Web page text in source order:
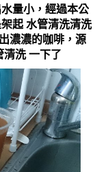
量小，經過本公
起 水管清洗清洗
濃濃的咖啡，源
洗 一下了